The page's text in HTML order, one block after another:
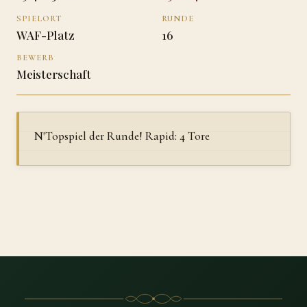
SPIELORT
WAF-Platz
RUNDE
16
BEWERB
Meisterschaft
N'Topspiel der Runde! Rapid: 4 Tore